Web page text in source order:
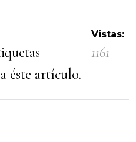
éste artículo.
Vistas:
1161